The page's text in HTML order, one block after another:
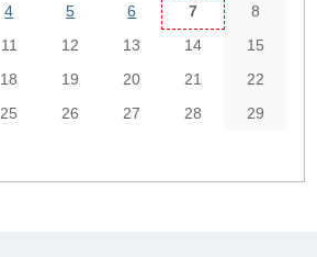
4 5 6 7
8
11 12 13 14
15
18 19 20 21
22
25 26 27 28
29